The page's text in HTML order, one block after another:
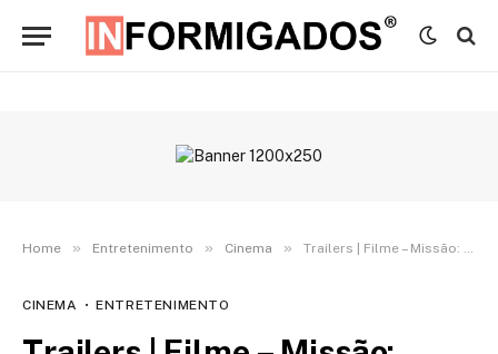
Home » Entretenimento » Cinema » Trailers | Filme – Missão: Impossível 2 (2000)
CINEMA ENTRETENIMENTO